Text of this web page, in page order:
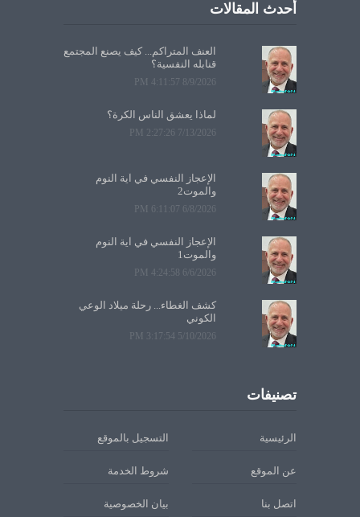
أحدث المقالات
العنف المتراكم... كيف يصنع المجتمع
قنابله النفسية؟
8/9/2026 4:11:57 PM
لماذا يعشق الناس الكرة؟
7/13/2026 2:27:26 PM
الإعجاز النفسي في آية النوم
والموت2
6/8/2026 6:11:07 PM
الإعجاز النفسي في آية النوم
والموت1
6/6/2026 4:24:58 PM
كشف الغطاء... رحلة ميلاد الوعي
الكوني
5/10/2026 3:17:54 PM
تصنيفات
الرئيسية التسجيل بالموقع
عن الموقع شروط الخدمة
اتصل بنا بيان الخصوصية